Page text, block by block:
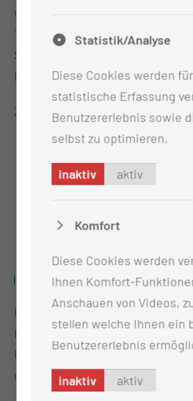
wobei sichergestellt wird, dass
Telematik-Infrastruktur (TI) und
Spezifikationen, wie dem
Medizininformatik Initiative, im
Zur Detailansicht
TREUHAND &
In diesem Schwerpunkt werden
Konzepte für das
Datennutzung und den
umgesetzt.
Statistik/Analyse
Diese Cookies werden
statistische Erfassung
Benutzererlebnis sowie
selbst zu optimieren.
inaktiv aktiv
Komfort
Diese Cookies werden
Ihnen Komfort-
Anschauen von Videos,
stellen welche Ihnen ein
Benutzererlebnis
inaktiv aktiv